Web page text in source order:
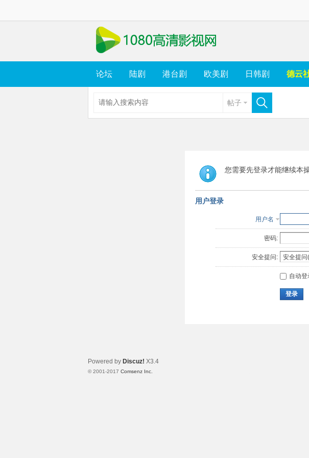
论坛 陆剧 港台剧 欧美剧 日韩剧 德云
帖子
您需要先登录才能继续本
用户登录
用户名
密码:
安全提问:
自动登
登录
Powered by Discuz! X3.4
© 2001-2017 Comsenz Inc.